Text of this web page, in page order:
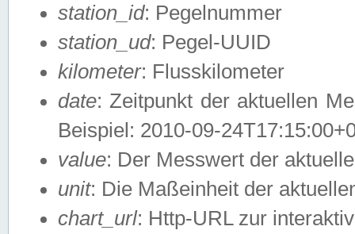
station_id: Pegelnummer
station_ud: Pegel-UUID
kilometer: Flusskilometer
date: Zeitpunkt der aktuellen
Beispiel: 2010-09-
value: Der Messwert der
unit: Die Maßeinheit der
chart_url: Http-URL zur